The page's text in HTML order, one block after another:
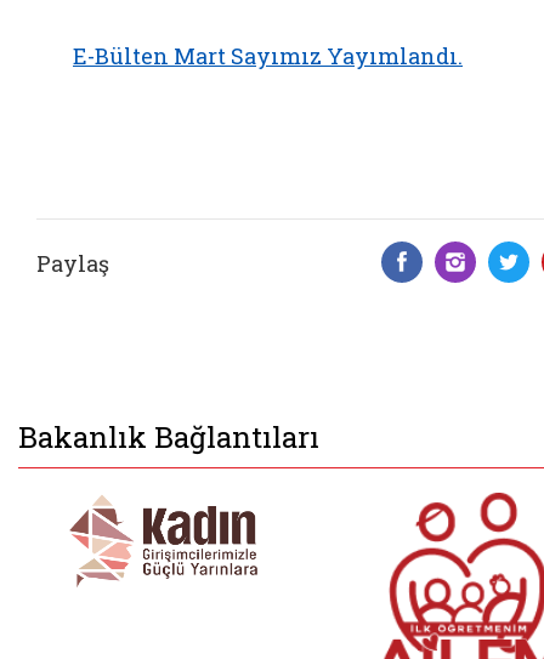
E-Bülten Mart Sayımız Yayımlandı.
Paylaş
Bakanlık Bağlantıları